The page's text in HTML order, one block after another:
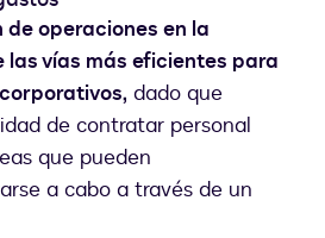
operaciones en la
las vías más eficientes para
dado que
de contratar personal
que pueden
a cabo a través de un